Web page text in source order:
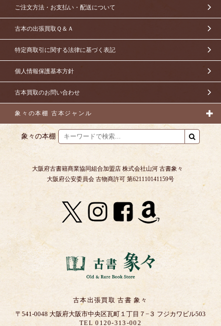
ご注文方法・お支払い・配送について
古本の出張買取Ｑ＆Ａ
特定商取引に関する法律に基づく表記
個人情報保護基本方針
古本買取のお問い合わせ
象々の本棚 古本ジャンル
象々の本棚
大阪府古書籍商業協同組合加盟店 株式会社山河 古書象々
大阪府公安委員会 古物商許可 第621110141159号
古本出張買取 古書 象々
〒541-0048 大阪府大阪市中央区瓦町１丁目７−３ フジカワビル503
TEL 0120-313-002